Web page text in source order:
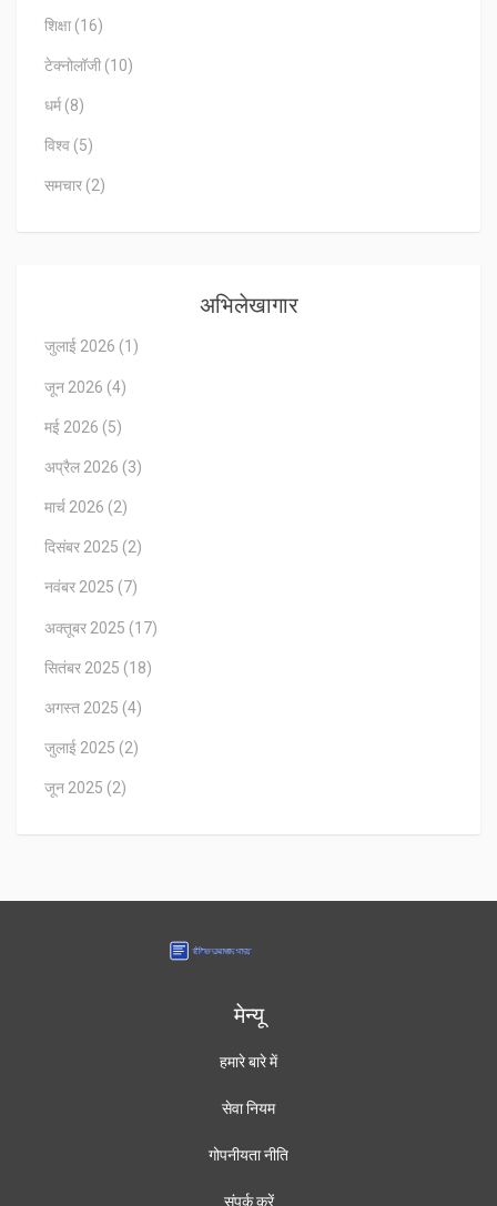
शिक्षा (16)
टेक्नोलॉजी (10)
धर्म (8)
विश्व (5)
समचार (2)
अभिलेखागार
जुलाई 2026 (1)
जून 2026 (4)
मई 2026 (5)
अप्रैल 2026 (3)
मार्च 2026 (2)
दिसंबर 2025 (2)
नवंबर 2025 (7)
अक्तूबर 2025 (17)
सितंबर 2025 (18)
अगस्त 2025 (4)
जुलाई 2025 (2)
जून 2025 (2)
मेन्यू
हमारे बारे में
सेवा नियम
गोपनीयता नीति
संपर्क करें